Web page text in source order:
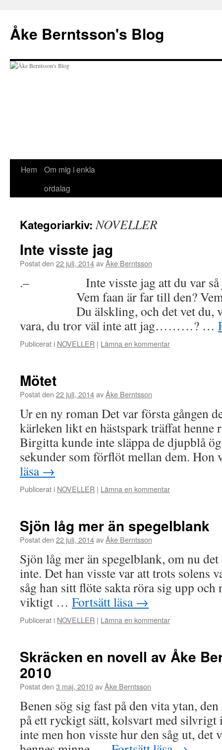
Åke Berntsson's Blog
Hoppa
Hem
Om mig i enkla
ordalag
Kategoriarkiv:NOVELLER
Inte visste jag
Postat den 22 juli, 2014avÅke Berntsson
.– Inte visste jag att du var så
Vem faan är far till den? Vem
Du älskling, och det vet du,
vara, du tror väl inte att jag………? …
Publicerat i NOVELLER | Lämna en kommentar
Mötet
Postat den 22 juli, 2014avÅke Berntsson
Ur en ny roman Det var första gången
kärleken likt en hästspark träffat henne
Birgitta kunde inte släppa de djupblå
sekunder som förflöt mellan dem.
läsa →
Publicerat i NOVELLER | Lämna en kommentar
Sjön låg mer än spegelblank
Postat den 22 juli, 2014avÅke Berntsson
Sjön låg mer än spegelblank, om nu
inte. Det han visste var att trots solens
såg han sitt flöte sakta röra sig upp och
viktigt … Fortsätt läsa →
Publicerat i NOVELLER | Lämna en kommentar
Skräcken en novell av Åke
2010
Postat den 3 maj, 2010avÅke Berntsson
Benen sög sig fast på den vita ytan,
på ett ryckigt sätt, kolsvart med silvrigt
inte men hon visste hur den såg ut, det